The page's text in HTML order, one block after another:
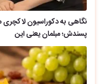
نگاهی به دکوراسیون
پسندش؛ مبلمان یعنی این